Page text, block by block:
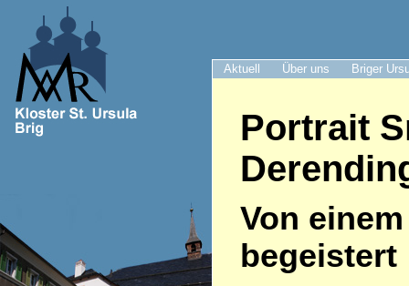
Aktuell Über uns Briger
Portrait
Von
begeistert